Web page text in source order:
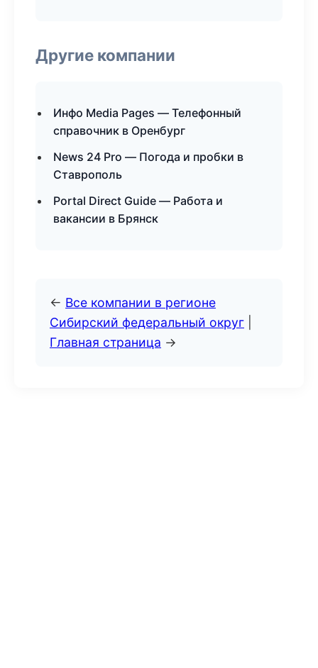
Другие компании
Инфо Media Pages — Телефонный
справочник в Оренбург
News 24 Pro — Погода и пробки в
Ставрополь
Portal Direct Guide — Работа и
вакансии в Брянск
← Все компании в регионе
Сибирский федеральный округ
Главная страница →